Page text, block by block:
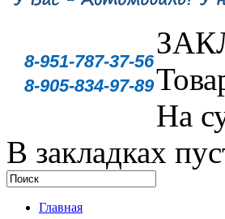
8-951-787-37-56
8-905-834-97-89
На
В закладках
Главная